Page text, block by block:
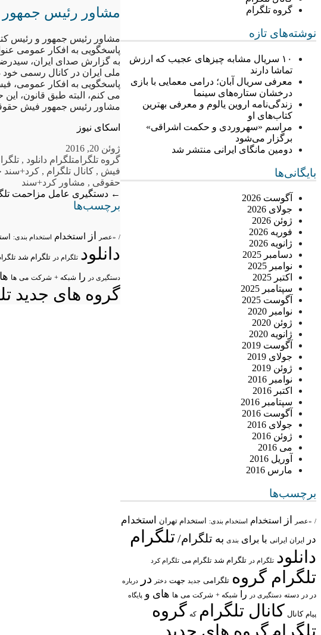
گروه تلگرام
نوشته‌های تازه
۱۰ سریال مشابه چیزهای عجیب که ارزش
تماشا دارند
معرفی سریال آبان؛ درامی معمایی با بازی
درخشان ستاره‌های سینما
زندگی‌نامه اروین یالوم و معرفی بهترین
کتاب‌های او
مراسم «سهروردی و حکمت اشراقی»
برگزار می‌شود
دومین مانگای ایرانی منتشر شد
بایگانی‌ها
آگوست 2026
جولای 2026
ژوئن 2026
فوریه 2026
ژانویه 2026
دسامبر 2025
نوامبر 2025
اکتبر 2025
سپتامبر 2025
آگوست 2025
نوامبر 2020
ژوئن 2020
ژانویه 2020
آگوست 2019
جولای 2019
ژوئن 2019
نوامبر 2016
اکتبر 2016
سپتامبر 2016
آگوست 2016
جولای 2016
ژوئن 2016
می 2016
آوریل 2016
مارس 2016
برچسب‌ها
/ «عصر از استخدام استخدام بندی: استخدام تهران
استخدام
در
ایران ایرانی با برای بندی به تلگرام/ تلگرام
دانلود تلگرام در تلگرام شد تلگرام می تلگرام کرد
تلگرام گروه تلگرامی جدید جهت دختر در درباره
در در دسته دستگیری در را شبکه + شرکت می ها های و پایگاه
پیام کانال کانال تلگرام که گروه
تلگرام گروه های جدید
مشاور رئیس
مشاور رئیس جمهور و رئیس
پاسخگویی به افکار عمومی
به گزارش صدای ایران،
ملی ایران در کانال رسمی
می کنم، البته طبق قانون، این حقوق در سال ۹۵ شامل
مشاور رئیس جمهور فیش
اسکای نیوز
ژوئن 20, 2016
گروه تلگرامتلگرام دانلود ,
فیش , کانال تلگرام , کرد+سند
حقوقی , مشاور کرد+سند
← دستگیری عامل مزاحمت
برچسب‌ها
/ «عصر از استخدام استخدام بندی:
دانلود تلگرام در تلگرام شد
دستگیری در را شبکه + شرکت می ها
گروه های جدید